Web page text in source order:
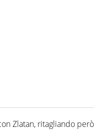
Zlatan, ritagliando però